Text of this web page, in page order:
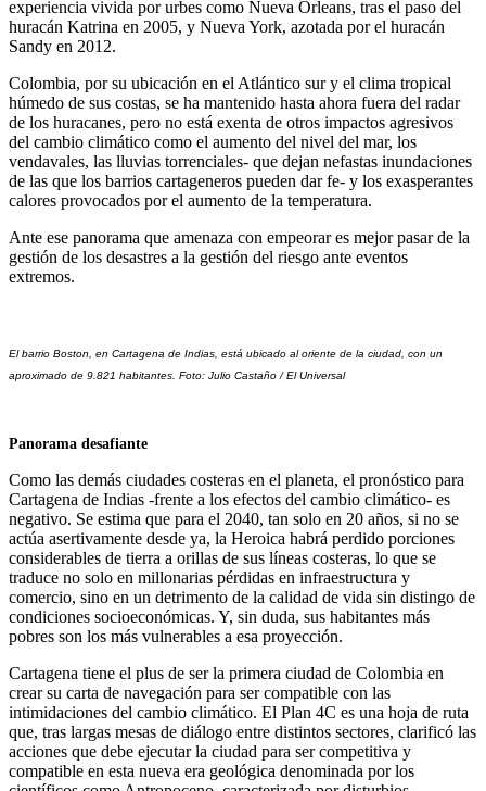
experiencia vivida por urbes como Nueva Orleans, tras el paso del
huracán Katrina en 2005, y Nueva York, azotada por el huracán
Sandy en 2012.
Colombia, por su ubicación en el Atlántico sur y el clima tropical
húmedo de sus costas, se ha mantenido hasta ahora fuera del radar
de los huracanes, pero no está exenta de otros impactos agresivos
del cambio climático como el aumento del nivel del mar, los
vendavales, las lluvias torrenciales- que dejan nefastas inundaciones
de las que los barrios cartageneros pueden dar fe- y los exasperantes
calores provocados por el aumento de la temperatura.
Ante ese panorama que amenaza con empeorar es mejor pasar de la
gestión de los desastres a la gestión del riesgo ante eventos
extremos.
El barrio Boston, en Cartagena de Indias, está ubicado al oriente de la ciudad, con un
aproximado de 9.821 habitantes. Foto: Julio Castaño / El Universal
Panorama desafiante
Como las demás ciudades costeras en el planeta, el pronóstico para
Cartagena de Indias -frente a los efectos del cambio climático- es
negativo. Se estima que para el 2040, tan solo en 20 años, si no se
actúa asertivamente desde ya, la Heroica habrá perdido porciones
considerables de tierra a orillas de sus líneas costeras, lo que se
traduce no solo en millonarias pérdidas en infraestructura y
comercio, sino en un detrimento de la calidad de vida sin distingo de
condiciones socioeconómicas. Y, sin duda, sus habitantes más
pobres son los más vulnerables a esa proyección.
Cartagena tiene el plus de ser la primera ciudad de Colombia en
crear su carta de navegación para ser compatible con las
intimidaciones del cambio climático. El Plan 4C es una hoja de ruta
que, tras largas mesas de diálogo entre distintos sectores, clarificó las
acciones que debe ejecutar la ciudad para ser competitiva y
compatible en esta nueva era geológica denominada por los